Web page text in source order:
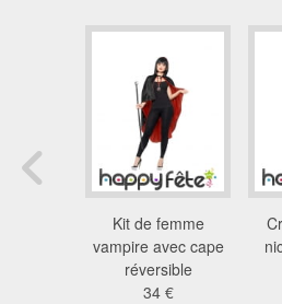
Kit de femme
vampire avec cape
réversible
34 €